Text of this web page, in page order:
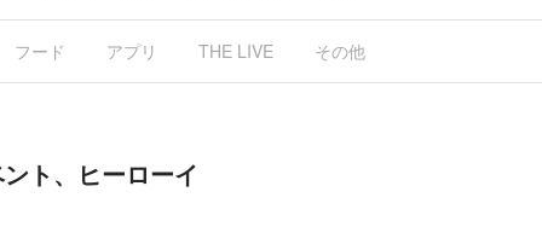
フード アプリ THE LIVE その他
ト、ヒーローイ